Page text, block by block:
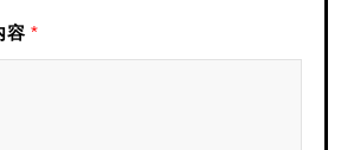
容 *